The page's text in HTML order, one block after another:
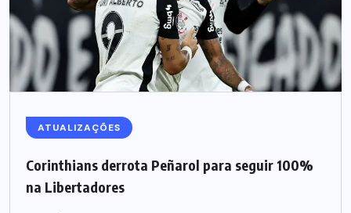
ATUALIZAÇÕES
Corinthians derrota Peñarol para seguir 100%
na Libertadores